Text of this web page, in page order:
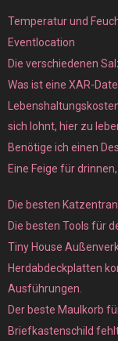
Temperatur und
Eventlocation
Die verschiedenen
Was ist eine XAR-
sich lohnt, hier zu
Benötige ich einen
Eine Feige für
Die besten
Die besten Tools für
Tiny House
Herdabdeckplatten
Ausführungen.
Der beste Maulkorb
Briefkastenschild